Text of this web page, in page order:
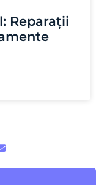
Reparații